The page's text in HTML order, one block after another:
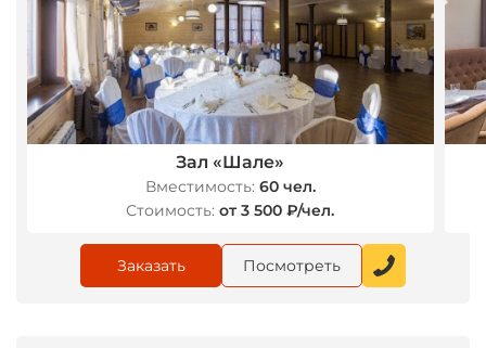
Зал «Шале»
Вместимость: 60 чел.
Стоимость: от 3 500 ₽/чел.
Заказать Посмотреть